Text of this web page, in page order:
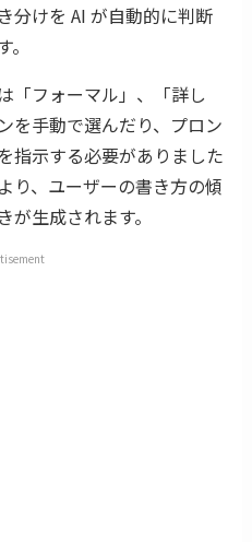
分けを AI が自動的に判断
「フォーマル」、「詳し
を手動で選んだり、プロン
指示する必要がありました
り、ユーザーの書き方の傾
生成されます。